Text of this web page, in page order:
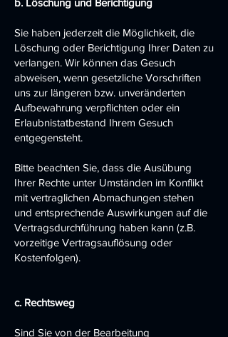
b. Löschung und Berichtigung
Sie haben jederzeit die Möglichkeit, die
Löschung oder Berichtigung Ihrer Daten zu
verlangen. Wir können das Gesuch
abweisen, wenn gesetzliche Vorschriften
uns zur längeren bzw. unveränderten
Aufbewahrung verpflichten oder ein
Erlaubnistatbestand Ihrem Gesuch
entgegensteht.
Bitte beachten Sie, dass die Ausübung
Ihrer Rechte unter Umständen im Konflikt
mit vertraglichen Abmachungen stehen
und entsprechende Auswirkungen auf die
Vertragsdurchführung haben kann (z.B.
vorzeitige Vertragsauflösung oder
Kostenfolgen).
c. Rechtsweg
Sind Sie von der Bearbeitung